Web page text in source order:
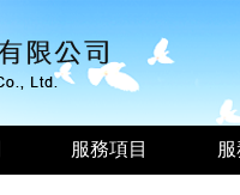
服務項目